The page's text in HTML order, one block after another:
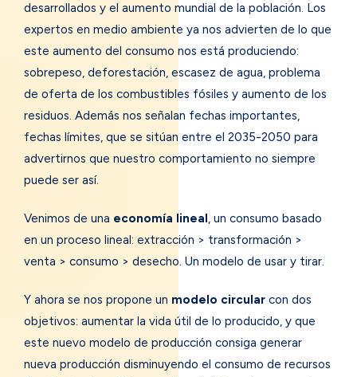
desarrollados y el aumento mundial de la población. Los
expertos en medio ambiente ya nos advierten de lo que
este aumento del consumo nos está produciendo:
sobrepeso, deforestación, escasez de agua, problema
de oferta de los combustibles fósiles y aumento de los
residuos. Además nos señalan fechas importantes,
fechas límites, que se sitúan entre el 2035-2050 para
advertirnos que nuestro comportamiento no siempre
puede ser así.
Venimos de una economía lineal, un consumo basado
en un proceso lineal: extracción > transformación >
venta > consumo > desecho. Un modelo de usar y tirar.
Y ahora se nos propone un modelo circular con dos
objetivos: aumentar la vida útil de lo producido, y que
este nuevo modelo de producción consiga generar
nueva producción disminuyendo el consumo de recursos